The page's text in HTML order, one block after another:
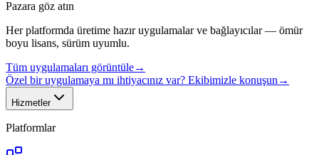
Pazara göz atın
Her platformda üretime hazır uygulamalar ve bağlayıcılar — ömür
boyu lisans, sürüm uyumlu.
Tüm uygulamaları görüntüle→
Özel bir uygulamaya mı ihtiyacınız var? Ekibimizle konuşun →
Hizmetler
Platformlar